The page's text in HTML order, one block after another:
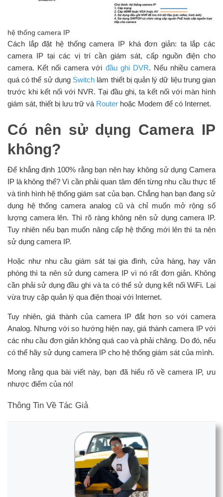
hệ thống camera IP
Cách lắp đặt hệ thống camera IP khá đơn giản: ta lắp các
camera IP tại các vị trí cần giám sát, cấp nguồn điện cho
camera. Kết nối camera với đầu ghi DVR. Nếu nhiều camera
quá có thể sử dụng Switch làm thiết bị quản lý dữ liệu trung gian
trước khi kết nối với NVR. Tại đầu ghi, ta kết nối với màn hình
giám sát, thiết bị lưu trữ và Router hoặc Modem để có Internet.
Có nên sử dụng Camera IP
không?
Để khẳng định 100% rằng bạn nên hay không sử dụng Camera
IP là không thể? Vì cần phải quan tâm đến từng nhu cầu thực tế
và tình hình hệ thống giám sat của bạn. Chẳng hạn bạn đang sử
dụng hệ thống camera analog cũ và chỉ muốn mở rộng số
lượng camera lên. Thì rõ ràng không nên sử dụng camera IP.
Tuy nhiên nếu bạn muốn nâng cấp hệ thống mới lên thì ta nên
sử dụng camera IP.
Hoặc như nhu cầu giám sát tại gia đình, cửa hàng, hay văn
phòng thì ta nên sử dung camera IP vì nó rất đơn giản. Không
cần phải sử dụng đầu ghi và ta có thể sử dụng kết nối WiFi. Lại
vừa truy cập quản lý qua điện thoại với Internet.
Tuy nhiên, giá thành của camera IP đắt hơn so với camera
Analog. Nhưng với so hướng hiện nay, giá thành camera IP với
các nhu cầu đơn giản không quá cao và phải chăng. Do đó, nếu
có thể hãy sử dụng camera IP cho hệ thống giám sát của mình.
Mong rằng qua bài viết này, bạn đã hiểu rõ về camera IP, ưu
nhược điểm của nó!
Thông Tin Về Tác Giả